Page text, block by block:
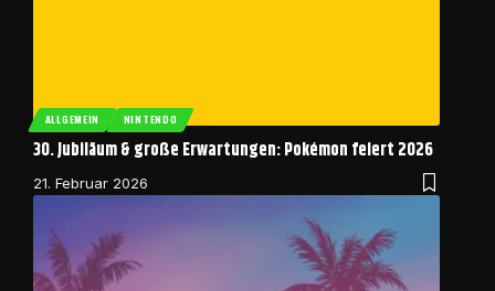
ALLGEMEIN NINTENDO
30. Jubiläum & große Erwartungen: Pokémon feiert 2026
21. Februar 2026